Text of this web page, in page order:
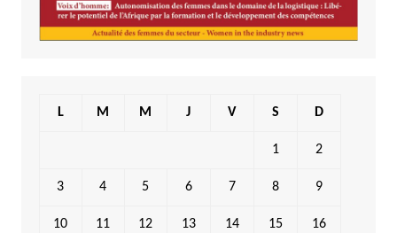
L M M J V S D
1 2
3 4 5 6 7 8 9
10 11 12 13 14 15 16